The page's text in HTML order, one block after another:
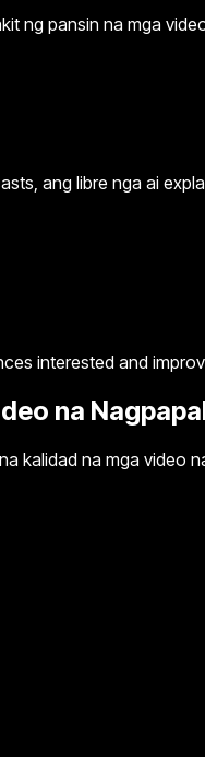
ng pansin na mga
ang libre nga ai
interested and
na
kalidad na mga video